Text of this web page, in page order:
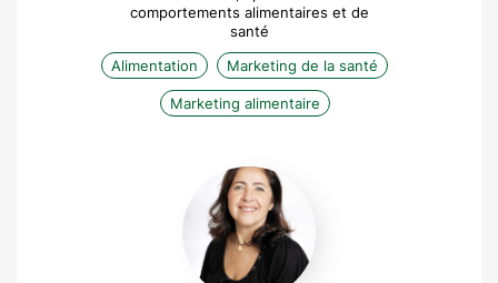
comportements alimentaires et de
santé
Alimentation
Marketing de la santé
Marketing alimentaire
Majda
Chaplain